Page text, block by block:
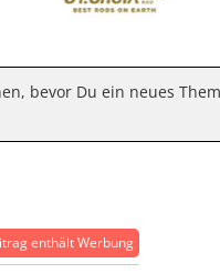
bevor Du ein neues
enthält Werbung